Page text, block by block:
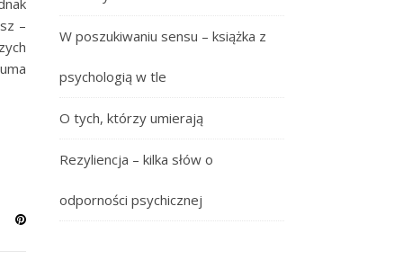
–
W poszukiwaniu sensu – książka z
psychologią w tle
O tych, którzy umierają
Rezyliencja – kilka słów o
odporności psychicznej